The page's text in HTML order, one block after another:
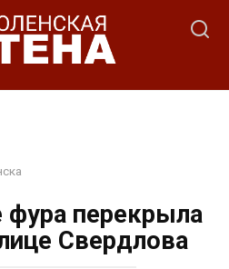
перекрыла
Свердлова